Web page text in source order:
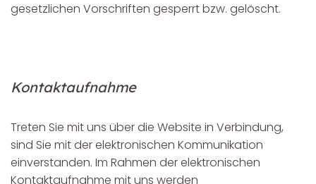
gesetzlichen Vorschriften gesperrt bzw. gelöscht.
Kontaktaufnahme
Treten Sie mit uns über die Website in Verbindung,
sind Sie mit der elektronischen Kommunikation
einverstanden. Im Rahmen der elektronischen
Kontaktaufnahme mit uns werden